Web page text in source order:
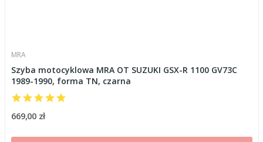
MRA
Szyba motocyklowa MRA OT SUZUKI GSX-R 1100 GV73C
1989-1990, forma TN, czarna
669,00 zł